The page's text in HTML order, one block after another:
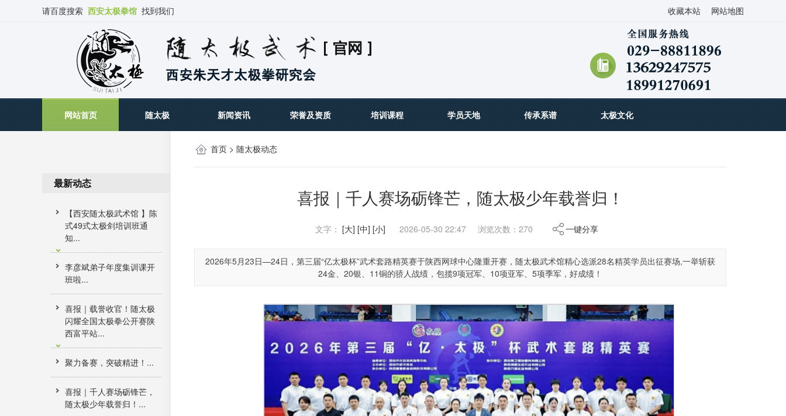
请百度搜索 西安太极拳馆 找到我们 收藏本站 网站地图
网站首页 随太极 新闻资讯 荣誉及资质 培训课程 学员天地 传承系谱 太极文化
首页 > 随太极动态
最新动态
【西安随太极武术馆 】陈
式49式太极剑培训班通
知...
李彦斌弟子年度集训课开
班啦...
喜报｜载誉收官！随太极
闪耀全国太极拳公开赛陕
西富平站...
聚力备赛，突破精进！...
喜报｜千人赛场砺锋芒，
随太极少年载誉归！...
喜报｜千人赛场砺锋芒，随太极少年载誉归！
文字： [大] [中] [小] 2026-05-30 22:47 浏览次数：270 一键分享
2026年5月23日—24日，第三届“亿太极杯”武术套路精英赛于陕西网球中心隆重开赛，随太极武术馆精心选派28名精英学员出征赛场,一举斩获
24金、20银、11铜的骄人战绩，包揽9项冠军、10项亚军、5项季军，好成绩！